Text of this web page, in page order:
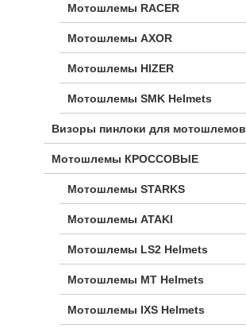
Мотошлемы RACER
Мотошлемы AXOR
Мотошлемы HIZER
Мотошлемы SMK Helmets
Визоры пинлоки для мотошлемов
Мотошлемы КРОССОВЫЕ
Мотошлемы STARKS
Мотошлемы ATAKI
Мотошлемы LS2 Helmets
Мотошлемы MT Helmets
Мотошлемы IXS Helmets